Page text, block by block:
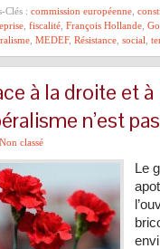
Clés : commission européenne
fiscalité François Hollande
MEDEF, Résistance social
à la droite et
n’est
Non classé
Le